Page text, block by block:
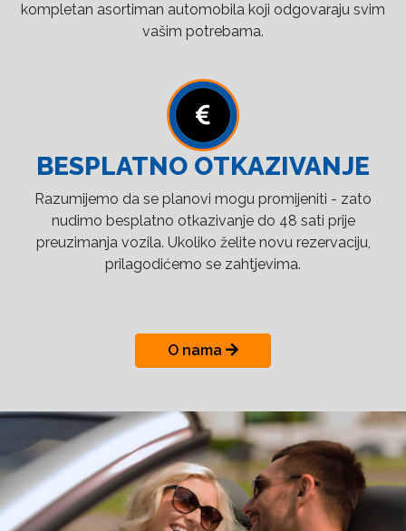
kompletan asortiman automobila koji odgovaraju svim
vašim potrebama.
BESPLATNO OTKAZIVANJE
Razumijemo da se planovi mogu promijeniti - zato
nudimo besplatno otkazivanje do 48 sati prije
preuzimanja vozila. Ukoliko želite novu rezervaciju,
prilagodićemo se zahtjevima.
O nama